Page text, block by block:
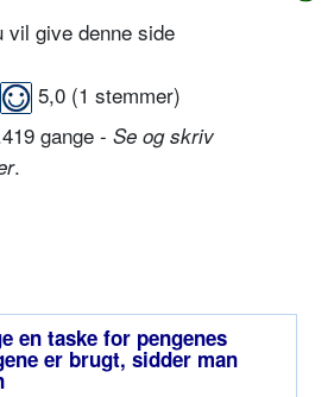
vil give denne side
5,0 (1 stemmer)
gange - Se og skriv
.
en taske for pengenes
er brugt, sidder man